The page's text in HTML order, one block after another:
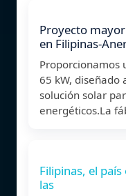
Proyecto
en Filipinas-
Proporcionamos
65 kW, diseñado
solución solar
energéticos.La
Filipinas, el
las